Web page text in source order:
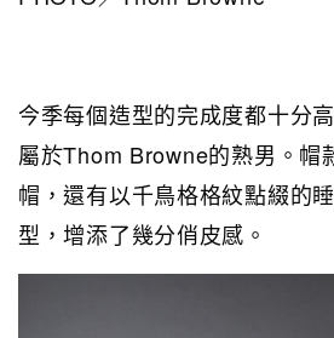
今季每個造型的完成度都十分
屬於Thom Browne的熟男。帽
帽，還有以千鳥格格紋點綴的
型，增添了幾分俏皮感。